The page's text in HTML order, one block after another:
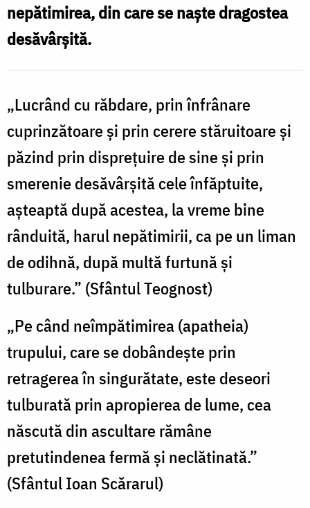
nepătimirea, din care se naşte dragostea
desăvârşită.
„Lucrând cu răbdare, prin înfrânare
cuprinzătoare şi prin cerere stăruitoare şi
păzind prin dispreţuire de sine şi prin
smerenie desăvârşită cele înfăptuite,
aşteaptă după acestea, la vreme bine
rânduită, harul nepătimirii, ca pe un liman
de odihnă, după multă furtună şi
tulburare.” (Sfântul Teognost)
„Pe când neîmpătimirea (apatheia)
trupului, care se dobândeşte prin
retragerea în singurătate, este deseori
tulburată prin apropierea de lume, cea
născută din ascultare rămâne
pretutindenea fermă şi neclătinată.”
(Sfântul Ioan Scărarul)